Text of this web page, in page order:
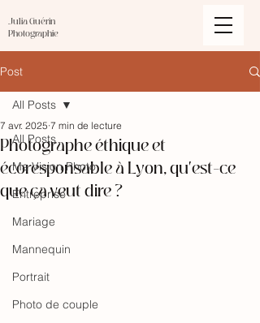
Julia Guérin
Photographie
Post
All Posts
Ma Vision Photo
Entreprise
Mariage
Mannequin
Portrait
Photo de couple
All Posts
Photographe éthique et
écoresponsable à Lyon, qu'est-ce
que ça veut dire ?
7 avr. 2025 7 min de lecture